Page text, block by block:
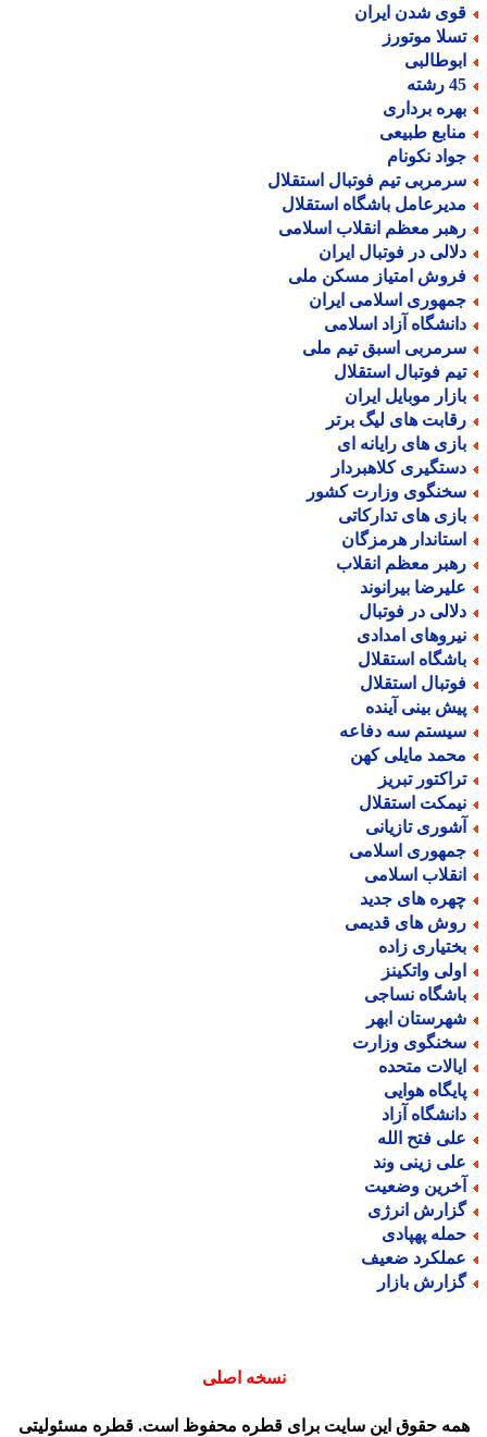
شدن ایران
موتورز
برداری
طبیعی
نکونام
تیم فوتبال استقلال
باشگاه استقلال
معظم انقلاب اسلامی
در فوتبال ایران
امتیاز مسکن ملی
اسلامی ایران
آزاد اسلامی
اسبق تیم ملی
فوتبال استقلال
موبایل ایران
های لیگ برتر
های رایانه ای
کلاهبردار
وزارت کشور
های تدارکاتی
هرمزگان
معظم انقلاب
بیرانوند
در فوتبال
امدادی
استقلال
استقلال
بینی آینده
سه دفاعه
مایلی کهن
تبریز
استقلال
تازیانی
اسلامی
اسلامی
های جدید
های قدیمی
زاده
واتکینز
نساجی
ابهر
وزارت
متحده
هوایی
آزاد
فتح الله
زینی وند
وضعیت
انرژی
پهپادی
ضعیف
بازار
نسخه اصلی
حقوق این سایت برای قطره محفوظ است. قطره مسئولیتی